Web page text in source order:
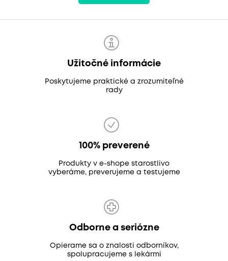
Užitočné informácie
Poskytujeme praktické a zrozumiteľné
rady
100% preverené
Produkty v e-shope starostlivo
vyberáme, preverujeme a testujeme
Odborne a seriózne
Opierame sa o znalosti odborníkov,
spolupracujeme s lekármi